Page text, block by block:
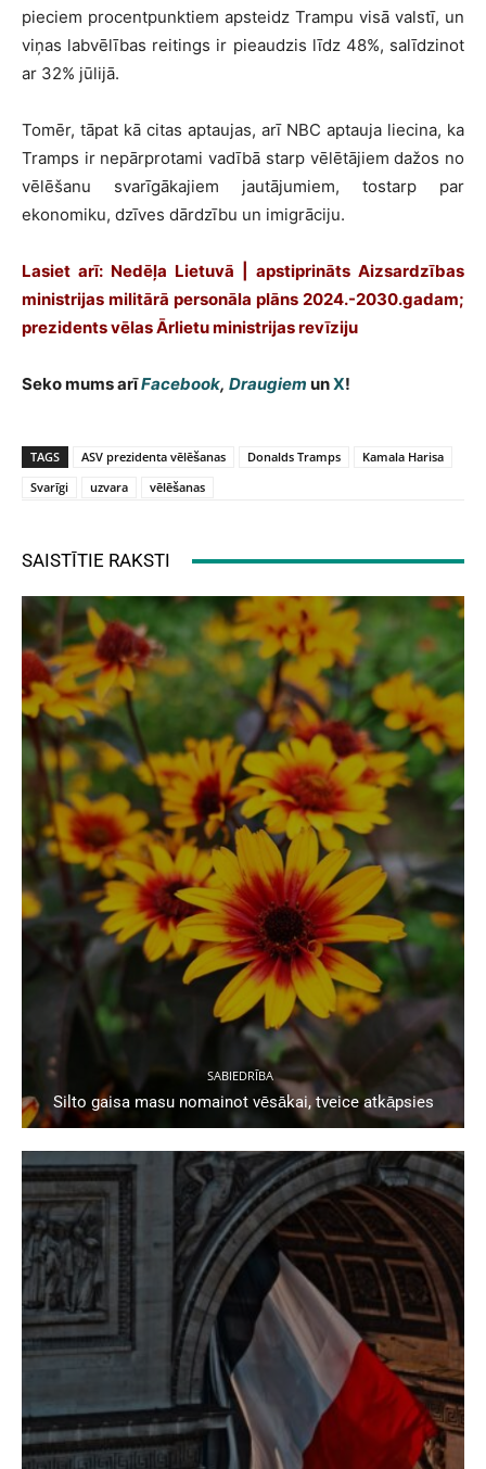
pieciem procentpunktiem apsteidz Trampu visā valstī, un
viņas labvēlības reitings ir pieaudzis līdz 48%, salīdzinot
ar 32% jūlijā.
Tomēr, tāpat kā citas aptaujas, arī NBC aptauja liecina, ka
Tramps ir nepārprotami vadībā starp vēlētājiem dažos no
vēlēšanu svarīgākajiem jautājumiem, tostarp par
ekonomiku, dzīves dārdzību un imigrāciju.
Lasiet arī: Nedēļa Lietuvā | apstiprināts Aizsardzības
ministrijas militārā personāla plāns 2024.-2030.gadam;
prezidents vēlas Ārlietu ministrijas revīziju
Seko mums arīFacebook, Draugiem unX!
TAGS ASV prezidenta vēlēšanas Donalds Tramps
Kamala Harisa
Svarīgi
uzvara vēlēšanas
SAISTĪTIE RAKSTI
SABIEDRĪBA
Silto gaisa masu nomainot vēsākai, tveice atkāpsies